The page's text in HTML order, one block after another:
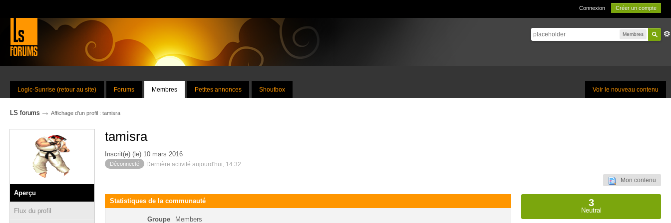
Connexion Créer un compte
Membres
Voir le nouveau contenu
Logic-Sunrise (retour au site) Forums Membres Petites annonces Shoutbox
LS forums → Affichage d'un profil : tamisra
Aperçu
Flux du profil
tamisra
Inscrit(e) (le) 10 mars 2016
Déconnecté Dernière activité aujourd'hui, 14:32
Mon contenu
Statistiques de la communauté
Groupe Members
3
Neutral